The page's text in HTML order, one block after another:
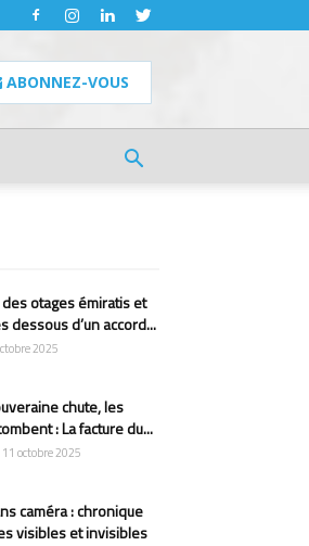
ABONNEZ-VOUS
otages émiratis et
dessous d’un accord...
2025
chute, les
: La facture du...
11 octobre 2025
caméra : chronique
visibles et invisibles